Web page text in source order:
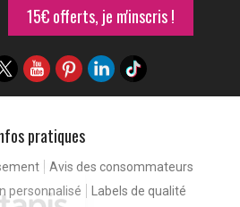
de
15€ offerts, je m'inscris !
pratiques
Avis des consommateurs
personnalisé
Labels de qualité